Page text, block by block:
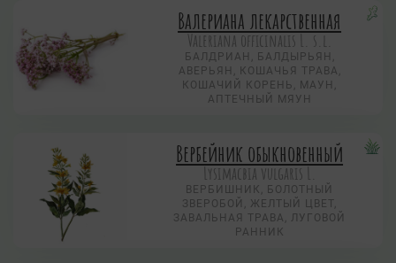
Валериана лекарственная
Valeriana officinalis L. s.l.
БАЛДРИАН, БАЛДЫРЬЯН,
АВЕРЬЯН, КОШАЧЬЯ ТРАВА,
КОШАЧИЙ КОРЕНЬ, МАУН,
АПТЕЧНЫЙ МЯУН
Вербейник обыкновенный
Lysimacbia vulgaris L.
ВЕРБИШНИК, БОЛОТНЫЙ
ЗВЕРОБОЙ, ЖЕЛТЫЙ ЦВЕТ,
ЗАВАЛЬНАЯ ТРАВА, ЛУГОВОЙ
РАННИК